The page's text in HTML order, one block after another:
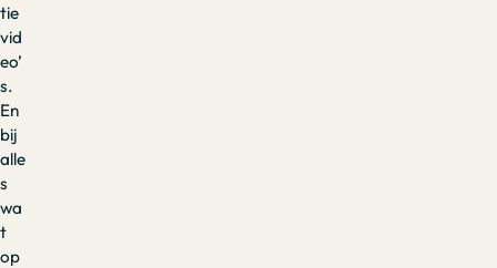
tie
vid
eo’
s.
En
bij
alle
s
wa
t
op